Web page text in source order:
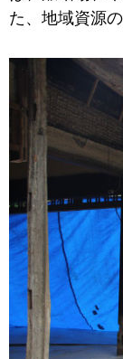
た、地域資源